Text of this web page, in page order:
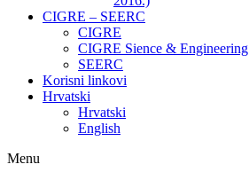
CIGRE – SEERC
CIGRE
CIGRE Sience & Engineering
SEERC
Korisni linkovi
Hrvatski
Hrvatski
English
Menu